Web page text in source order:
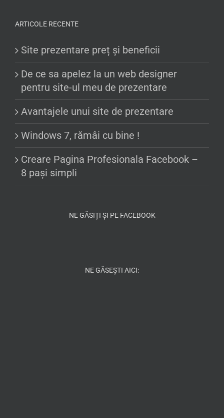
ARTICOLE RECENTE
Site prezentare preț și beneficii
De ce sa apelez la un web designer
pentru site-ul meu de prezentare
Avantajele unui site de prezentare
Windows 7, rămâi cu bine !
Creare Pagina Profesionala Facebook –
8 pași simpli
NE GĂSIȚI ȘI PE FACEBOOK
NE GĂSEȘTI AICI: